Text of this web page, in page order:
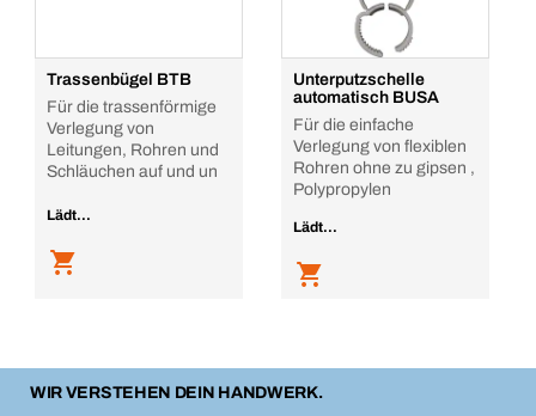
Trassenbügel BTB
Für die trassenförmige
Verlegung von
Leitungen, Rohren und
Schläuchen auf und un
Lädt...
Unterputzschelle
automatisch BUSA
Für die einfache
Verlegung von flexiblen
Rohren ohne zu gipsen ,
Polypropylen
Lädt...
WIR VERSTEHEN DEIN HANDWERK.